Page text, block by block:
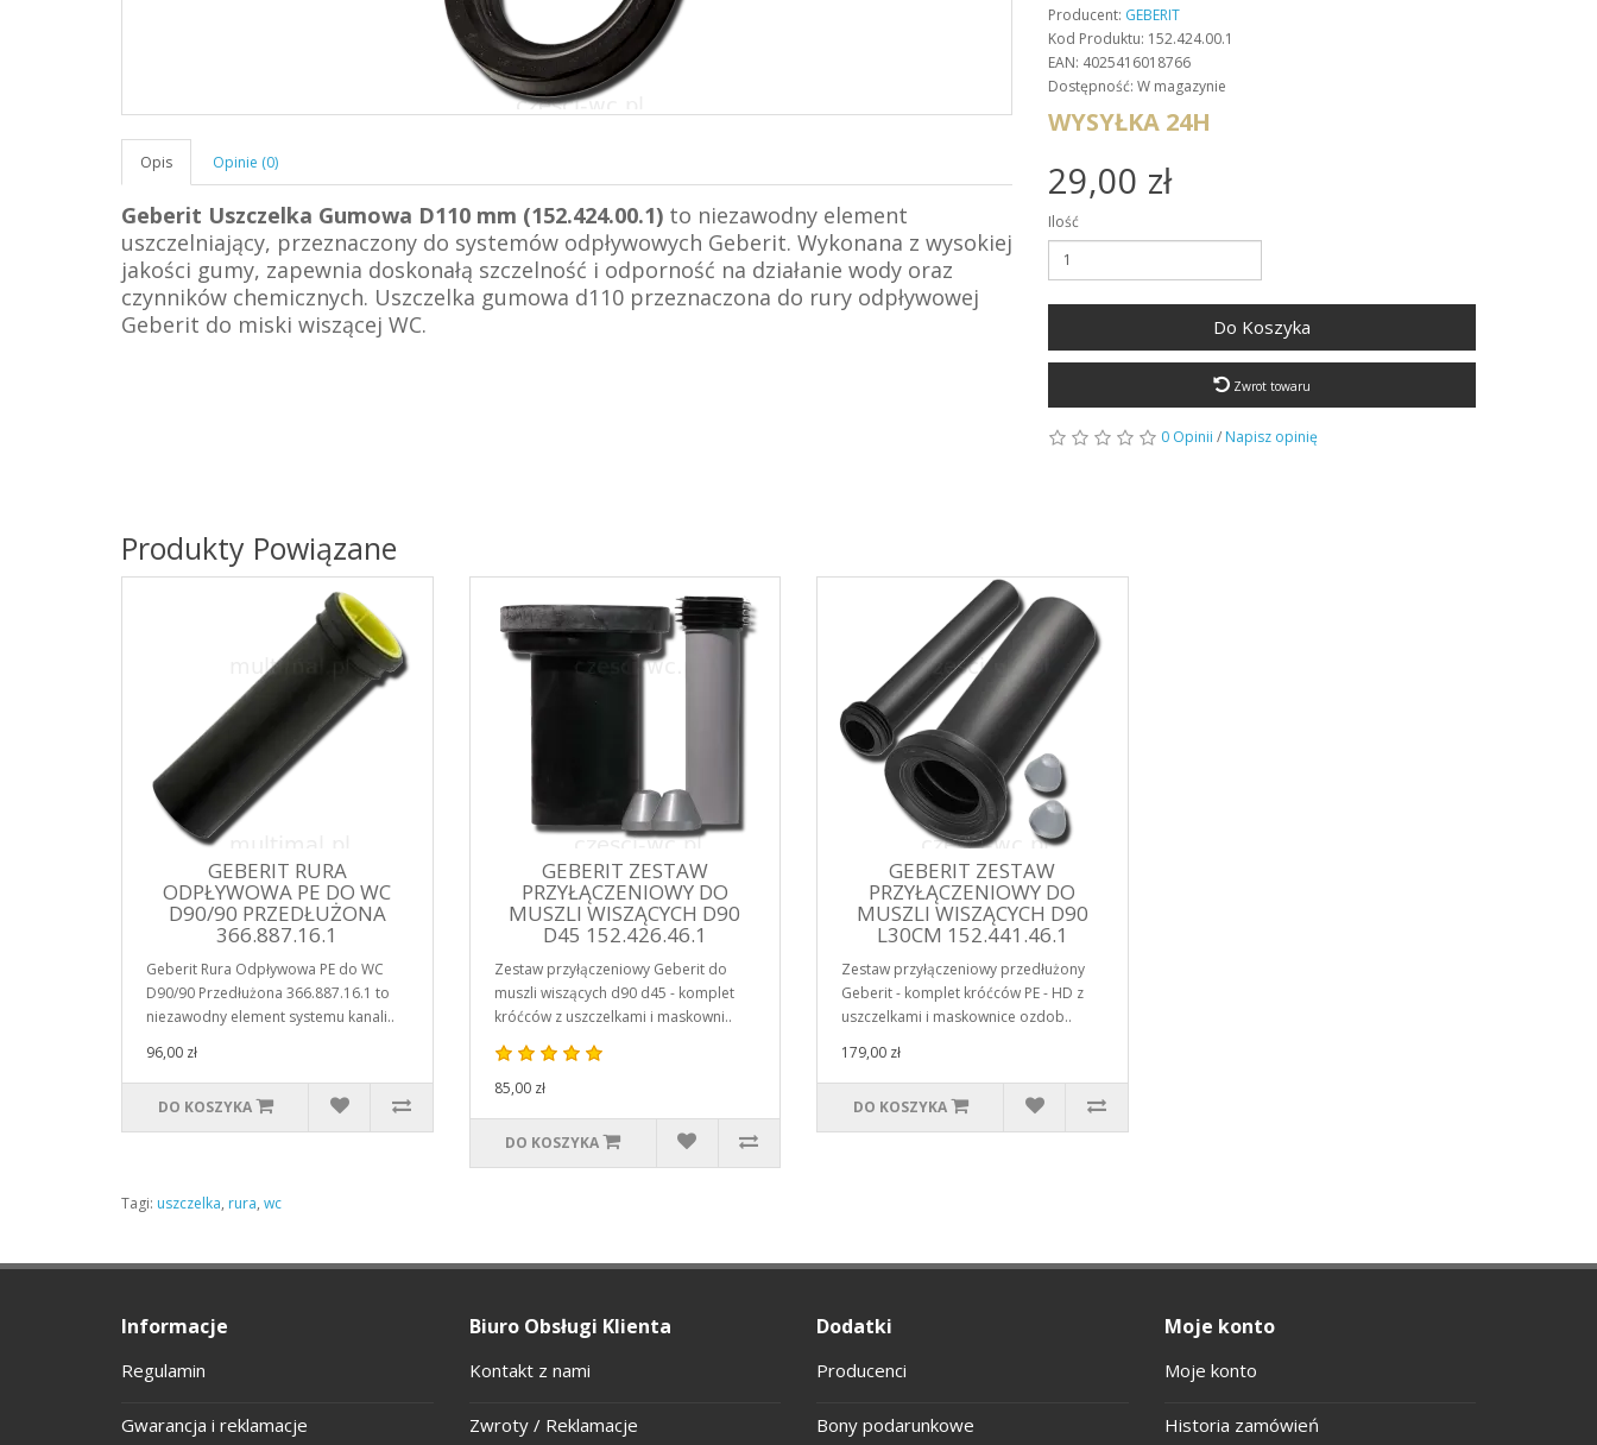
Opis Opinie (0)
Geberit Uszczelka Gumowa D110 mm (152.424.00.1) to niezawodny element
uszczelniający, przeznaczony do systemów odpływowych Geberit. Wykonana z wysokiej
jakości gumy, zapewnia doskonałą szczelność i odporność na działanie wody oraz
czynników chemicznych. Uszczelka gumowa d110 przeznaczona do rury odpływowej
Geberit do miski wiszącej WC.
Producent: GEBERIT
Kod Produktu: 152.424.00.1
EAN: 4025416018766
Dostępność: W magazynie
WYSYŁKA 24H
29,00 zł
Ilość
Do Koszyka
Zwrot towaru
0 Opinii / Napisz opinię
Produkty Powiązane
GEBERIT RURA
ODPŁYWOWA PE DO WC
D90/90 PRZEDŁUŻONA
366.887.16.1
Geberit Rura Odpływowa PE do WC
D90/90 Przedłużona 366.887.16.1 to
niezawodny element systemu kanali..
96,00 zł
DO KOSZYKA
GEBERIT ZESTAW
PRZYŁĄCZENIOWY DO
MUSZLI WISZĄCYCH D90
D45 152.426.46.1
Zestaw przyłączeniowy Geberit do
muszli wiszących d90 d45 - komplet
króćców z uszczelkami i maskowni..
85,00 zł
DO KOSZYKA
GEBERIT ZESTAW
PRZYŁĄCZENIOWY DO
MUSZLI WISZĄCYCH D90
L30CM 152.441.46.1
Zestaw przyłączeniowy przedłużony
Geberit - komplet króćców PE - HD z
uszczelkami i maskownice ozdob..
179,00 zł
DO KOSZYKA
Tagi: uszczelka, rura, wc
Informacje
Regulamin
Gwarancja i reklamacje
Biuro Obsługi Klienta
Kontakt z nami
Zwroty / Reklamacje
Dodatki
Producenci
Bony podarunkowe
Moje konto
Moje konto
Historia zamówień